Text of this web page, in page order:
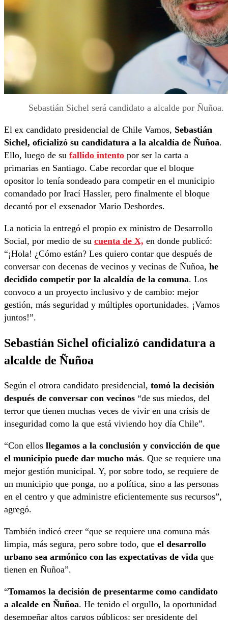
Sebastián Sichel será candidato a alcalde por Ñuñoa.
El ex candidato presidencial de Chile Vamos, Sebastián
Sichel, oficializó su candidatura a la alcaldía de Ñuñoa.
Ello, luego de su fallido intento por ser la carta a
primarias en Santiago. Cabe recordar que el bloque
opositor lo tenía sondeado para competir en el municipio
comandado por Irací Hassler, pero finalmente el bloque
decantó por el exsenador Mario Desbordes.
La noticia la entregó el propio ex ministro de Desarrollo
Social, por medio de su cuenta de X, en donde publicó:
“¡Hola! ¿Cómo están? Les quiero contar que después de
conversar con decenas de vecinos y vecinas de Ñuñoa, he
decidido competir por la alcaldía de la comuna. Los
convoco a un proyecto inclusivo y de cambio: mejor
gestión, más seguridad y múltiples oportunidades. ¡Vamos
juntos!”.
Sebastián Sichel oficializó candidatura a
alcalde de Ñuñoa
Según el otrora candidato presidencial, tomó la decisión
después de conversar con vecinos “de sus miedos, del
terror que tienen muchas veces de vivir en una crisis de
inseguridad como la que está viviendo hoy día Chile”.
“Con ellos llegamos a la conclusión y convicción de que
el municipio puede dar mucho más. Que se requiere una
mejor gestión municipal. Y, por sobre todo, se requiere de
un municipio que ponga, no a política, sino a las personas
en el centro y que administre eficientemente sus recursos”,
agregó.
También indicó creer “que se requiere una comuna más
limpia, más segura, pero sobre todo, que el desarrollo
urbano sea armónico con las expectativas de vida que
tienen en Ñuñoa”.
“Tomamos la decisión de presentarme como candidato
a alcalde en Ñuñoa. He tenido el orgullo, la oportunidad
desempeñar altos cargos públicos: ser presidente del